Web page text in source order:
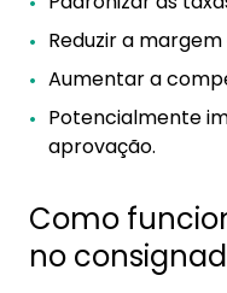
Reduzir a
Aumentar a
Potencialmente
aprovação.
Como
no